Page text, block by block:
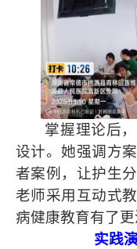
掌握理论后
设计。她强调方
者案例，让护生
老师采用互动式
病健康教育有了更
实践